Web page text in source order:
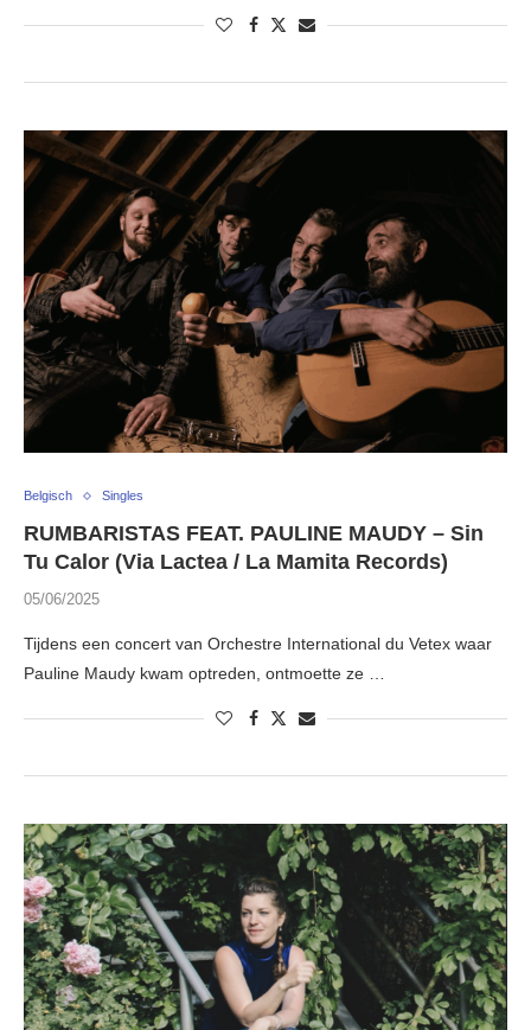
Belgisch Singles
RUMBARISTAS FEAT. PAULINE MAUDY – Sin
Tu Calor (Via Lactea / La Mamita Records)
05/06/2025
Tijdens een concert van Orchestre International du Vetex waar
Pauline Maudy kwam optreden, ontmoette ze …